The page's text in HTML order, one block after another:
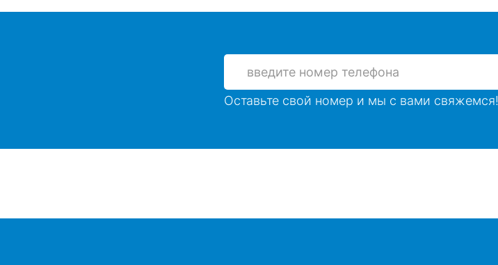
Оставьте свой номер и мы с вами свяжемся!